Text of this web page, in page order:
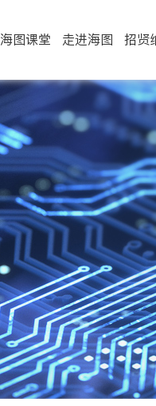
海图课堂 走进海图 招贤